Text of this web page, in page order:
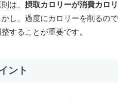
は、 摂取カロリーが消費カロリ
し、過度にカロリーを削るので
することが重要です。
ント